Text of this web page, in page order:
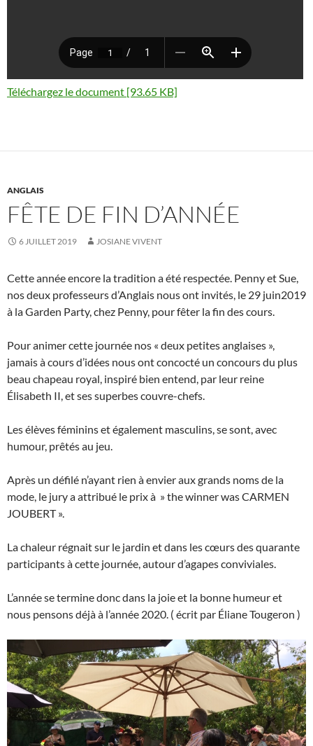
Téléchargez le document [93.65 KB]
ANGLAIS
FÊTE DE FIN D’ANNÉE
6 JUILLET 2019 JOSIANE VIVENT
Cette année encore la tradition a été respectée. Penny et Sue,
nos deux professeurs d’Anglais nous ont invités, le 29 juin2019
à la Garden Party, chez Penny, pour fêter la fin des cours.
Pour animer cette journée nos « deux petites anglaises »,
jamais à cours d’idées nous ont concocté un concours du plus
beau chapeau royal, inspiré bien entend, par leur reine
Élisabeth II, et ses superbes couvre-chefs.
Les élèves féminins et également masculins, se sont, avec
humour, prêtés au jeu.
Après un défilé n’ayant rien à envier aux grands noms de la
mode, le jury a attribué le prix à » the winner was CARMEN
JOUBERT ».
La chaleur régnait sur le jardin et dans les cœurs des quarante
participants à cette journée, autour d’agapes conviviales.
L’année se termine donc dans la joie et la bonne humeur et
nous pensons déjà à l’année 2020. ( écrit par Éliane Tougeron )